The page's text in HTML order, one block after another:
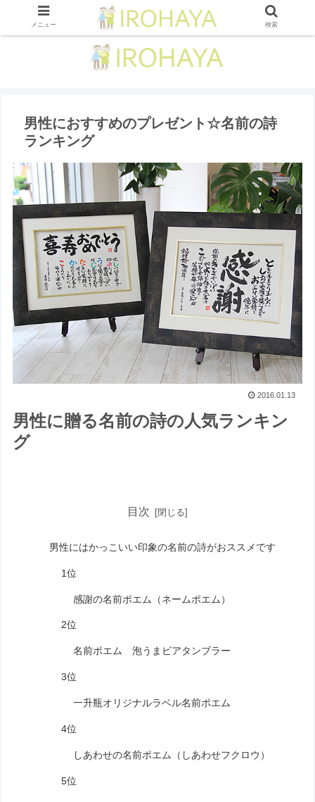
男性におすすめのプレゼント☆名前の詩
ランキング
2016.01.13
男性に贈る名前の詩の人気ランキン
グ
目次
男性にはかっこいい印象の名前の詩がおススメです
1位
感謝の名前ポエム（ネームポエム）
2位
名前ポエム 泡うまビアタンブラー
3位
一升瓶オリジナルラベル名前ポエム
4位
しあわせの名前ポエム（しあわせフクロウ）
5位
メニュー 検索